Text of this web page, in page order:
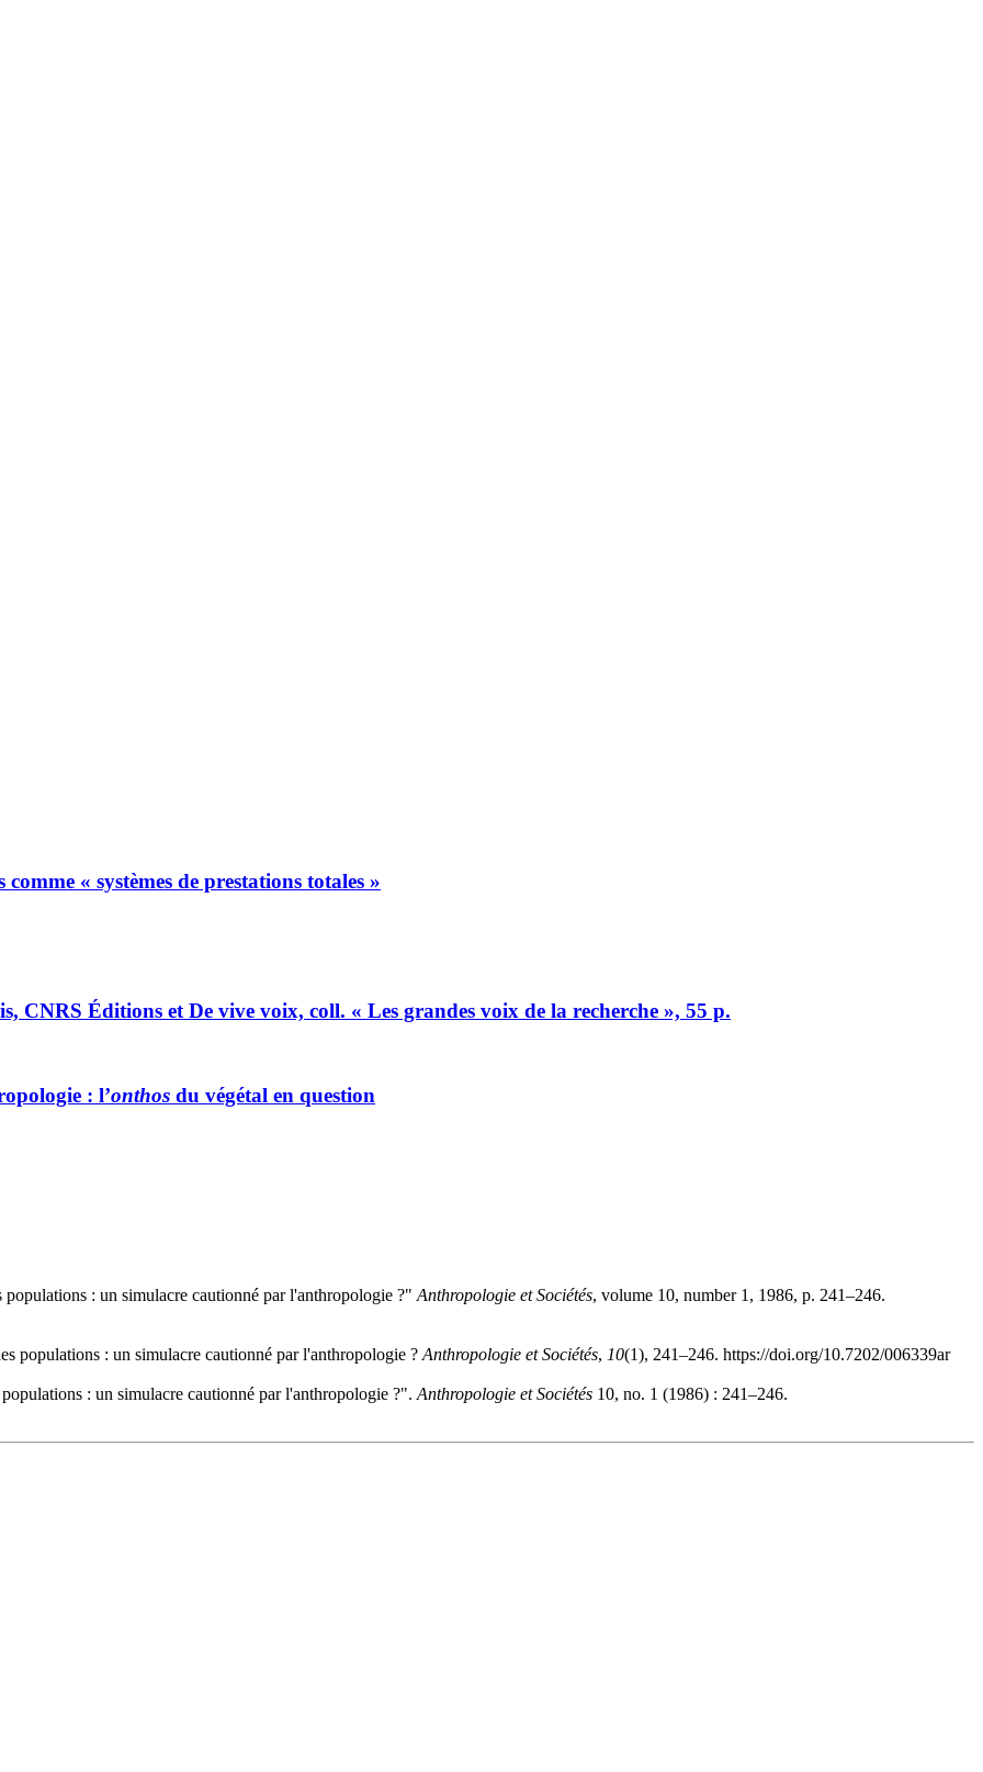
« systèmes de prestations totales »
CNRS Éditions et De vive voix, coll. « Les grandes voix de la recherche », 55 p.
: l’onthos du végétal en question
: un simulacre cautionné par l'anthropologie ?" Anthropologie et Sociétés, volume 10, number 1, 1986, p. 241–246.
populations : un simulacre cautionné par l'anthropologie ? Anthropologie et Sociétés, 10(1), 241–246. https://doi.org/10.7202/006339ar
: un simulacre cautionné par l'anthropologie ?". Anthropologie et Sociétés 10, no. 1 (1986) : 241–246.